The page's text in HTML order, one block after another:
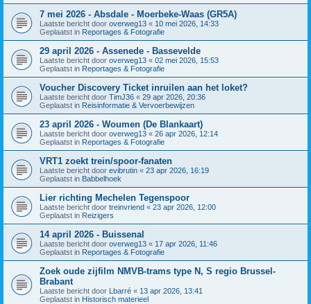
7 mei 2026 - Absdale - Moerbeke-Waas (GR5A)
Laatste bericht door overweg13 « 10 mei 2026, 14:33
Geplaatst in Reportages & Fotografie
29 april 2026 - Assenede - Bassevelde
Laatste bericht door overweg13 « 02 mei 2026, 15:53
Geplaatst in Reportages & Fotografie
Voucher Discovery Ticket inruilen aan het loket?
Laatste bericht door TimJ36 « 29 apr 2026, 20:36
Geplaatst in Reisinformatie & Vervoerbewijzen
23 april 2026 - Woumen (De Blankaart)
Laatste bericht door overweg13 « 26 apr 2026, 12:14
Geplaatst in Reportages & Fotografie
VRT1 zoekt trein/spoor-fanaten
Laatste bericht door evibrutin « 23 apr 2026, 16:19
Geplaatst in Babbelhoek
Lier richting Mechelen Tegenspoor
Laatste bericht door treinvriend « 23 apr 2026, 12:00
Geplaatst in Reizigers
14 april 2026 - Buissenal
Laatste bericht door overweg13 « 17 apr 2026, 11:46
Geplaatst in Reportages & Fotografie
Zoek oude zijfilm NMVB-trams type N, S regio Brussel-
Brabant
Laatste bericht door Lbarré « 13 apr 2026, 13:41
Geplaatst in Historisch materieel